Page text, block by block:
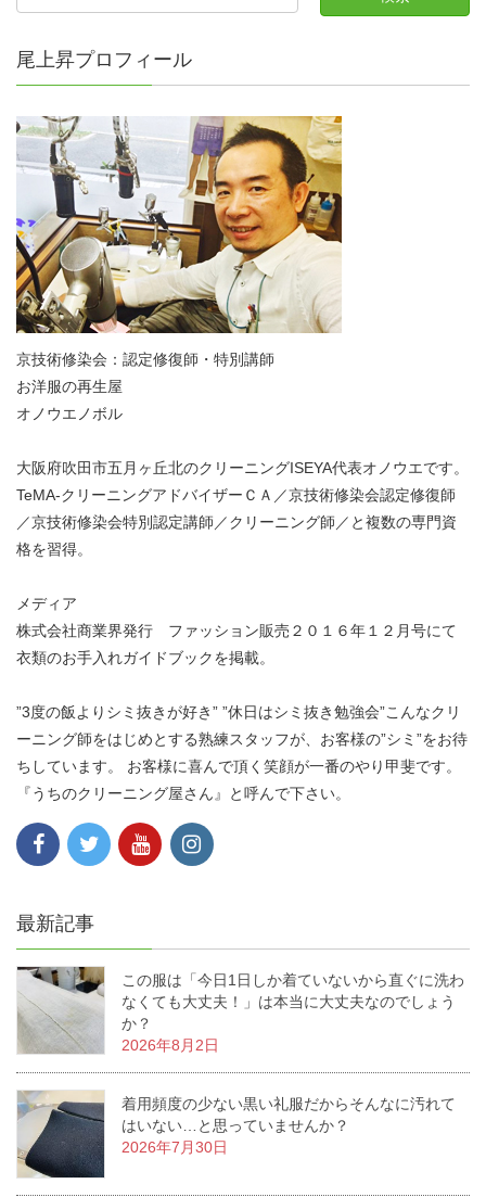
尾上昇プロフィール
京技術修染会：認定修復師・特別講師
お洋服の再生屋
オノウエノボル
大阪府吹田市五月ヶ丘北のクリーニングISEYA代表オノウエです。
TeMA-クリーニングアドバイザーＣＡ／京技術修染会認定修復師
／京技術修染会特別認定講師／クリーニング師／と複数の専門資
格を習得。
メディア
株式会社商業界発行 ファッション販売２０１６年１２月号にて
衣類のお手入れガイドブックを掲載。
”3度の飯よりシミ抜きが好き” ”休日はシミ抜き勉強会”こんなクリ
ーニング師をはじめとする熟練スタッフが、お客様の”シミ”をお待
ちしています。 お客様に喜んで頂く笑顔が一番のやり甲斐です。
『うちのクリーニング屋さん』と呼んで下さい。
最新記事
この服は「今日1日しか着ていないから直ぐに洗わ
なくても大丈夫！」は本当に大丈夫なのでしょう
か？
2026年8月2日
着用頻度の少ない黒い礼服だからそんなに汚れて
はいない…と思っていませんか？
2026年7月30日